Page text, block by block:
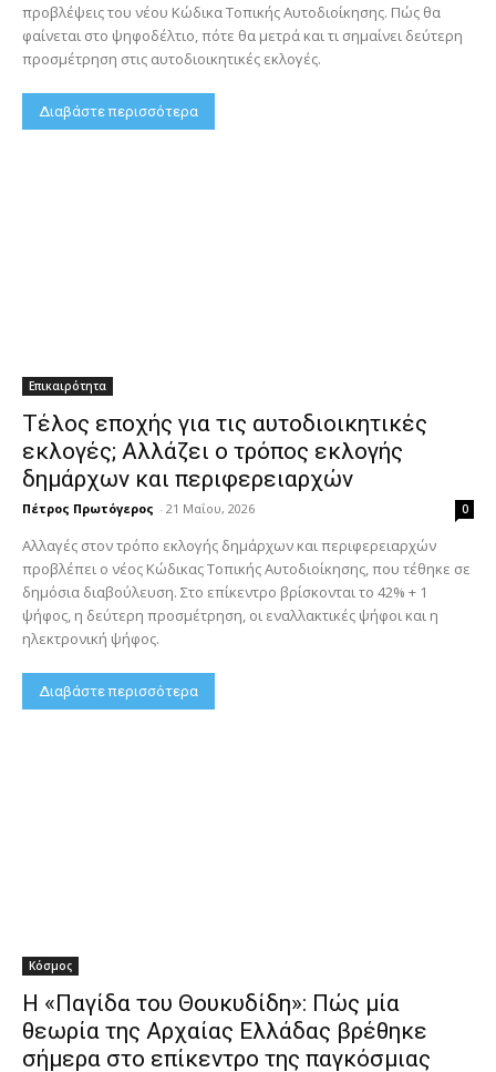
προβλέψεις του νέου Κώδικα Τοπικής Αυτοδιοίκησης. Πώς θα
φαίνεται στο ψηφοδέλτιο, πότε θα μετρά και τι σημαίνει δεύτερη
προσμέτρηση στις αυτοδιοικητικές εκλογές.
Διαβάστε περισσότερα
Επικαιρότητα
Τέλος εποχής για τις αυτοδιοικητικές
εκλογές; Αλλάζει ο τρόπος εκλογής
δημάρχων και περιφερειαρχών
Πέτρος Πρωτόγερος - 21 Μαΐου, 2026 0
Αλλαγές στον τρόπο εκλογής δημάρχων και περιφερειαρχών
προβλέπει ο νέος Κώδικας Τοπικής Αυτοδιοίκησης, που τέθηκε σε
δημόσια διαβούλευση. Στο επίκεντρο βρίσκονται το 42% + 1
ψήφος, η δεύτερη προσμέτρηση, οι εναλλακτικές ψήφοι και η
ηλεκτρονική ψήφος.
Διαβάστε περισσότερα
Κόσμος
Η «Παγίδα του Θουκυδίδη»: Πώς μία
θεωρία της Αρχαίας Ελλάδας βρέθηκε
σήμερα στο επίκεντρο της παγκόσμιας